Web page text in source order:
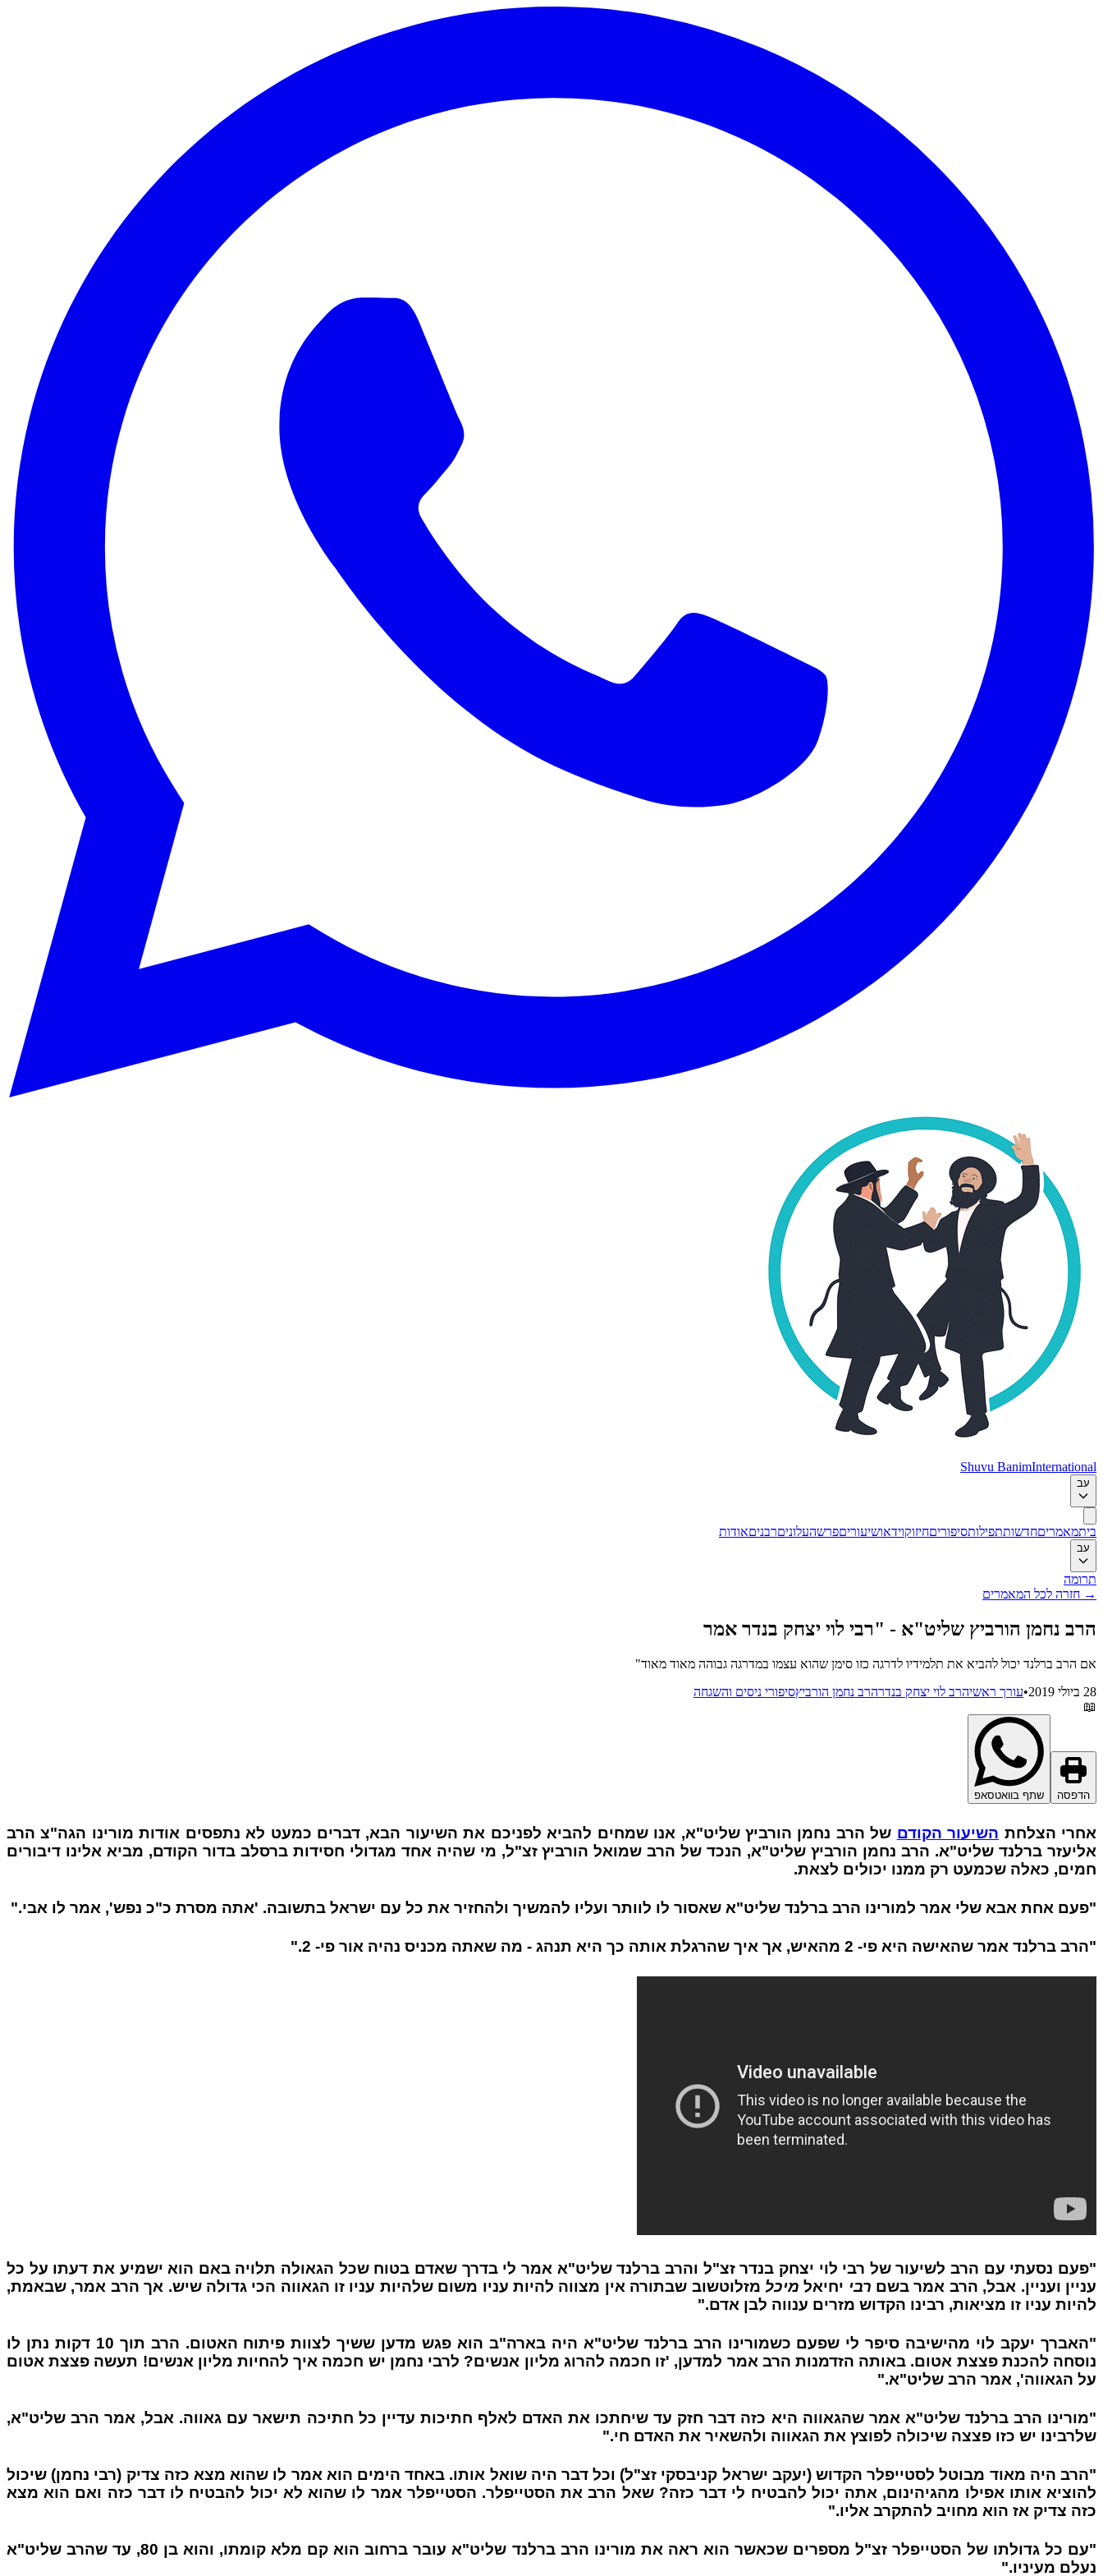
Shuvu BanimInternational
עב
ביתמאמריםחדשותתפילותסיפוריםחיזוקוידאושיעוריםפרשהעלוניםרבניםאודות
עב
תרומה
→ חזרה לכל המאמרים
הרב נחמן הורביץ שליט"א - "רבי לוי יצחק בנדר אמר
אם הרב ברלנד יכול להביא את תלמידיו לדרגה כזו סימן שהוא עצמו במדרגה גבוהה מאוד מאוד"
28 ביולי 2019
•עורך ראשיהרב לוי יצחק בנדרהרב נחמן הורביץסיפורי ניסים והשגחה
📖
הדפסה שתף בוואטסאפ
אחרי הצלחת השיעור הקודם של הרב נחמן הורביץ שליט"א, אנו שמחים להביא לפניכם את השיעור הבא, דברים כמעט לא נתפסים אודות מורינו הגה"צ הרב
אליעזר ברלנד שליט"א. הרב נחמן הורביץ שליט"א, הנכד של הרב שמואל הורביץ זצ"ל, מי שהיה אחד מגדולי חסידות ברסלב בדור הקודם, מביא אלינו דיבורים
חמים, כאלה שכמעט רק ממנו יכולים לצאת.
"פעם אחת אבא שלי אמר למורינו הרב ברלנד שליט"א שאסור לו לוותר ועליו להמשיך ולהחזיר את כל עם ישראל בתשובה. 'אתה מסרת כ"כ נפש', אמר לו אבי."
"הרב ברלנד אמר שהאישה היא פי- 2 מהאיש, אך איך שהרגלת אותה כך היא תנהג - מה שאתה מכניס נהיה אור פי- 2."
"פעם נסעתי עם הרב לשיעור של רבי לוי יצחק בנדר זצ"ל והרב ברלנד שליט"א אמר לי בדרך שאדם בטוח שכל הגאולה תלויה באם הוא ישמיע את דעתו על כל
עניין ועניין. אבל, הרב אמר בשם רבי יחיאל מיכל מזלוטשוב שבתורה אין מצווה להיות עניו משום שלהיות עניו זו הגאווה הכי גדולה שיש. אך הרב אמר, שבאמת,
להיות עניו זו מציאות, רבינו הקדוש מזרים ענווה לבן אדם."
"האברך יעקב לוי מהישיבה סיפר לי שפעם כשמורינו הרב ברלנד שליט"א היה בארה"ב הוא פגש מדען ששיך לצוות פיתוח האטום. הרב תוך 10 דקות נתן לו
נוסחה להכנת פצצת אטום. באותה הזדמנות הרב אמר למדען, 'זו חכמה להרוג מליון אנשים? לרבי נחמן יש חכמה איך להחיות מליון אנשים! תעשה פצצת אטום
על הגאווה', אמר הרב שליט"א."
"מורינו הרב ברלנד שליט"א אמר שהגאווה היא כזה דבר חזק עד שיחתכו את האדם לאלף חתיכות עדיין כל חתיכה תישאר עם גאווה. אבל, אמר הרב שליט"א,
שלרבינו יש כזו פצצה שיכולה לפוצץ את הגאווה ולהשאיר את האדם חי."
"הרב היה מאוד מבוטל לסטייפלר הקדוש (יעקב ישראל קניבסקי זצ"ל) וכל דבר היה שואל אותו. באחד הימים הוא אמר לו שהוא מצא כזה צדיק (רבי נחמן) שיכול
להוציא אותו אפילו מהגיהינום, אתה יכול להבטיח לי דבר כזה? שאל הרב את הסטייפלר. הסטייפלר אמר לו שהוא לא יכול להבטיח לו דבר כזה ואם הוא מצא
כזה צדיק אז הוא מחויב להתקרב אליו."
"עם כל גדולתו של הסטייפלר זצ"ל מספרים שכאשר הוא ראה את מורינו הרב ברלנד שליט"א עובר ברחוב הוא קם מלא קומתו, והוא בן 80, עד שהרב שליט"א
נעלם מעיניו."